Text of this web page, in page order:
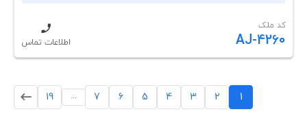
کد ملک
AJ-4260 اطلاعات تماس
1
2
3
4
5
6
7
...
19